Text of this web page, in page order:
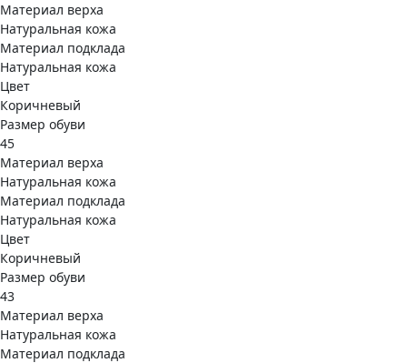
Материал верха
Натуральная кожа
Материал подклада
Натуральная кожа
Цвет
Коричневый
Размер обуви
45
Материал верха
Натуральная кожа
Материал подклада
Натуральная кожа
Цвет
Коричневый
Размер обуви
43
Материал верха
Натуральная кожа
Материал подклада